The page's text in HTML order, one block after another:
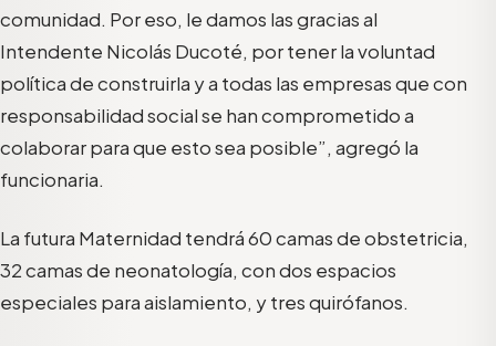
comunidad. Por eso, le damos las gracias al
Intendente Nicolás Ducoté, por tener la voluntad
política de construirla y a todas las empresas que con
responsabilidad social se han comprometido a
colaborar para que esto sea posible”, agregó la
funcionaria.
La futura Maternidad tendrá 60 camas de obstetricia,
32 camas de neonatología, con dos espacios
especiales para aislamiento, y tres quirófanos.